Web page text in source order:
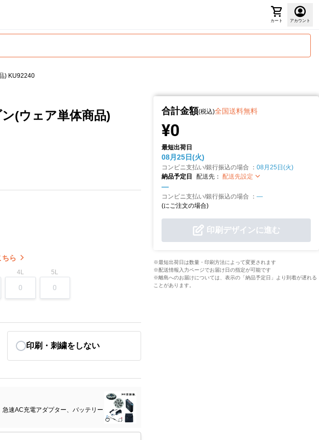
カート アカウント
) KU92240
(ウェア単体商品)
ちら
4L 5L
印刷・刺繍をしない
速AC充電アダプター、バッテリー
合計金額(税込)全国送料無料
¥0
最短出荷日
08月25日(火)
コンビニ支払い/銀行振込の場合 ： 08月25日(火)
納品予定日
配送先： 配送先設定
—
コンビニ支払い/銀行振込の場合 ： —
(にご注文の場合)
印刷デザインに進む
※最短出荷日は数量・印刷方法によって変更されます
※配送情報入力ページでお届け日の指定が可能です
※離島へのお届けについては、表示の「納品予定日」より到着が遅れる
ことがあります。